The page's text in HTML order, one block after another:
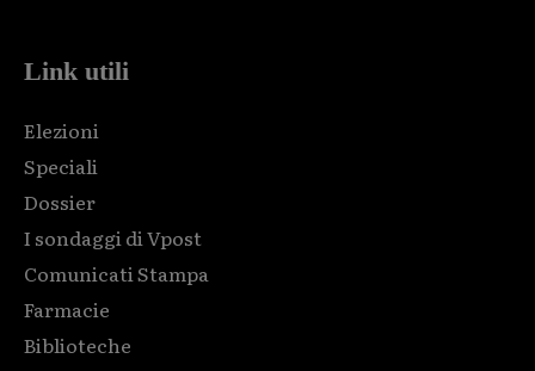
Link utili
Elezioni
Speciali
Dossier
I sondaggi di Vpost
Comunicati Stampa
Farmacie
Biblioteche